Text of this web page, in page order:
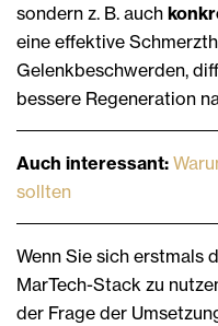
sondern z. B. auch
eine effektive
Gelenkbeschwerden,
bessere Regeneration
Auch interessant:
sollten
Wenn Sie sich erstmals
MarTech-Stack zu
der Frage der